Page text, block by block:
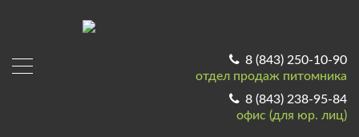
8 (843) 250-10-90
отдел продаж питомника
8 (843) 238-95-84
офис (для юр. лиц)